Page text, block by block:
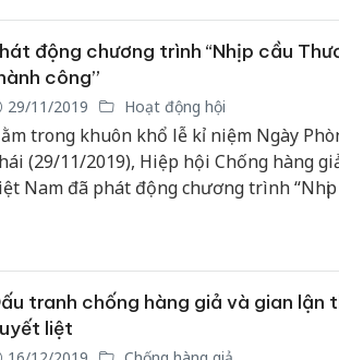
động chương trình “Nhịp cầu
công”
29/11/2019 Hoạt động hội
trong khuôn khổ lễ kỉ niệm Ngày
(29/11/2019), Hiệp hội Chống hàng
Nam đã phát động chương trình
tranh chống hàng giả và gian lận
liệt